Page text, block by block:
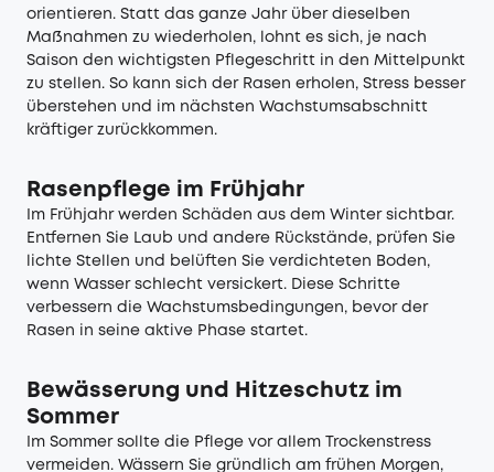
orientieren. Statt das ganze Jahr über dieselben
Maßnahmen zu wiederholen, lohnt es sich, je nach
Saison den wichtigsten Pflegeschritt in den Mittelpunkt
zu stellen. So kann sich der Rasen erholen, Stress besser
überstehen und im nächsten Wachstumsabschnitt
kräftiger zurückkommen.
Rasenpflege im Frühjahr
Im Frühjahr werden Schäden aus dem Winter sichtbar.
Entfernen Sie Laub und andere Rückstände, prüfen Sie
lichte Stellen und belüften Sie verdichteten Boden,
wenn Wasser schlecht versickert. Diese Schritte
verbessern die Wachstumsbedingungen, bevor der
Rasen in seine aktive Phase startet.
Bewässerung und Hitzeschutz im
Sommer
Im Sommer sollte die Pflege vor allem Trockenstress
vermeiden. Wässern Sie gründlich am frühen Morgen,